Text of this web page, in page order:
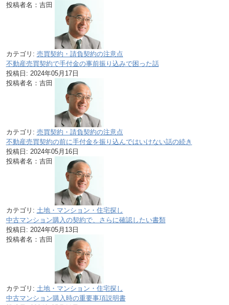
投稿者名：吉田
カテゴリ: 売買契約・請負契約の注意点
不動産売買契約で手付金の事前振り込みで困った話
投稿日: 2024年05月17日
投稿者名：吉田
カテゴリ: 売買契約・請負契約の注意点
不動産売買契約の前に手付金を振り込んではいけない話の続き
投稿日: 2024年05月16日
投稿者名：吉田
カテゴリ: 土地・マンション・住宅探し
中古マンション購入の契約で、さらに確認したい書類
投稿日: 2024年05月13日
投稿者名：吉田
カテゴリ: 土地・マンション・住宅探し
中古マンション購入時の重要事項説明書